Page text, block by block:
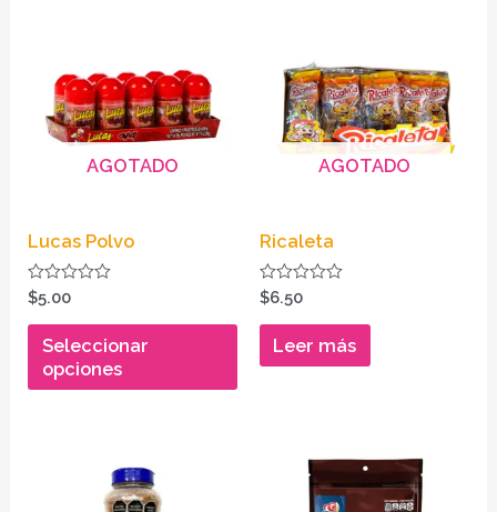
AGOTADO
Lucas Polvo
Valorado
en
0
$5.00
Seleccionar
opciones
múltiples
variantes.
elegir
AGOTADO
Ricaleta
Valorado
en
0
$6.50
Leer más